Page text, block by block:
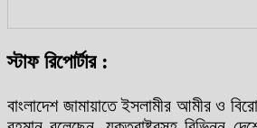
স্টাফ রিপোর্টার :
বাংলাদেশ জামায়াতে ইসলামীর আমীর ও